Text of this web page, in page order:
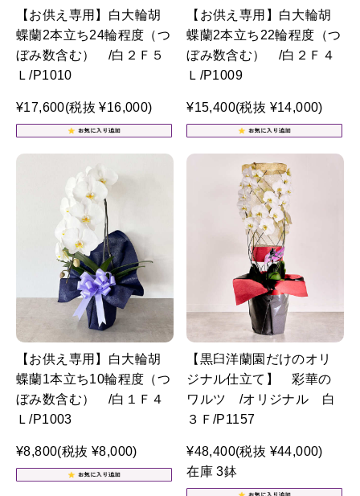
【お供え専用】白大輪胡
蝶蘭2本立ち24輪程度（つ
ぼみ数含む） /白２Ｆ５
Ｌ/P1010
¥17,600(税抜 ¥16,000)
【お供え専用】白大輪胡
蝶蘭2本立ち22輪程度（つ
ぼみ数含む） /白２Ｆ４
Ｌ/P1009
¥15,400(税抜 ¥14,000)
【お供え専用】白大輪胡
蝶蘭1本立ち10輪程度（つ
ぼみ数含む） /白１Ｆ４
Ｌ/P1003
¥8,800(税抜 ¥8,000)
【黒臼洋蘭園だけのオリ
ジナル仕立て】 彩華の
ワルツ /オリジナル 白
３Ｆ/P1157
¥48,400(税抜 ¥44,000)
在庫 3鉢